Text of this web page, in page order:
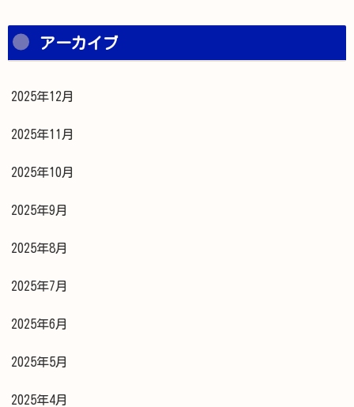
アーカイブ
2025年12月
2025年11月
2025年10月
2025年9月
2025年8月
2025年7月
2025年6月
2025年5月
2025年4月